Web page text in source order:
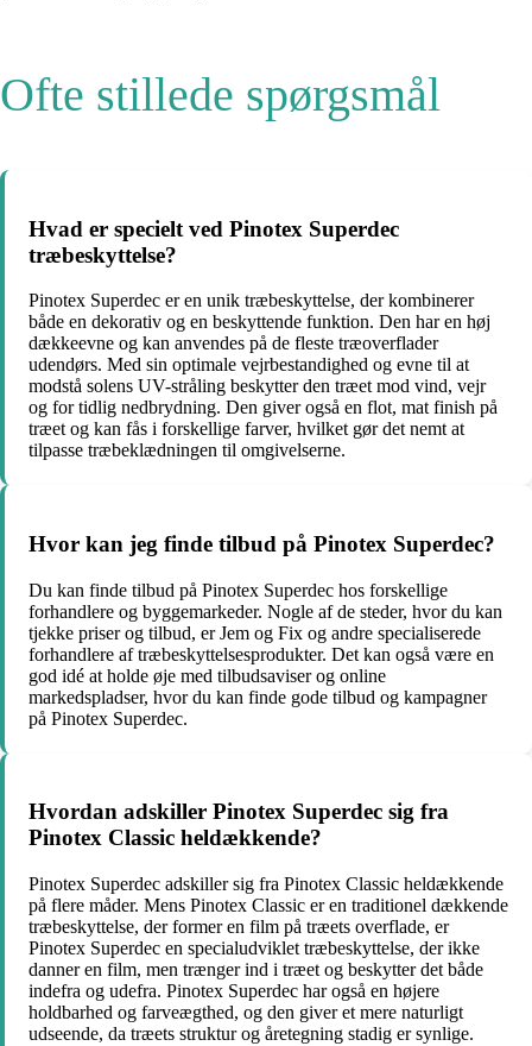
Ofte stillede spørgsmål
Hvad er specielt ved Pinotex Superdec
træbeskyttelse?
Pinotex Superdec er en unik træbeskyttelse, der kombinerer
både en dekorativ og en beskyttende funktion. Den har en høj
dækkeevne og kan anvendes på de fleste træoverflader
udendørs. Med sin optimale vejrbestandighed og evne til at
modstå solens UV-stråling beskytter den træet mod vind, vejr
og for tidlig nedbrydning. Den giver også en flot, mat finish på
træet og kan fås i forskellige farver, hvilket gør det nemt at
tilpasse træbeklædningen til omgivelserne.
Hvor kan jeg finde tilbud på Pinotex Superdec?
Du kan finde tilbud på Pinotex Superdec hos forskellige
forhandlere og byggemarkeder. Nogle af de steder, hvor du kan
tjekke priser og tilbud, er Jem og Fix og andre specialiserede
forhandlere af træbeskyttelsesprodukter. Det kan også være en
god idé at holde øje med tilbudsaviser og online
markedspladser, hvor du kan finde gode tilbud og kampagner
på Pinotex Superdec.
Hvordan adskiller Pinotex Superdec sig fra
Pinotex Classic heldækkende?
Pinotex Superdec adskiller sig fra Pinotex Classic heldækkende
på flere måder. Mens Pinotex Classic er en traditionel dækkende
træbeskyttelse, der former en film på træets overflade, er
Pinotex Superdec en specialudviklet træbeskyttelse, der ikke
danner en film, men trænger ind i træet og beskytter det både
indefra og udefra. Pinotex Superdec har også en højere
holdbarhed og farveægthed, og den giver et mere naturligt
udseende, da træets struktur og åretegning stadig er synlige.